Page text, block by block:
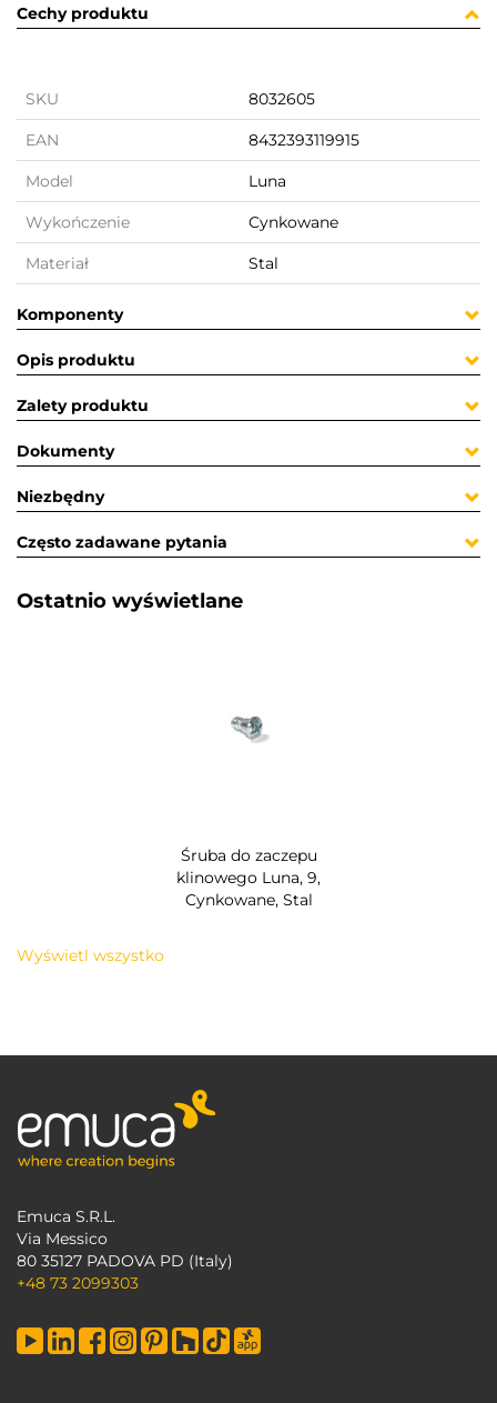
Cechy produktu
SKU 8032605
EAN 8432393119915
Model Luna
Wykończenie Cynkowane
Materiał Stal
Komponenty
Opis produktu
Zalety produktu
Dokumenty
Niezbędny
Często zadawane pytania
Ostatnio wyświetlane​
Śruba do zaczepu
klinowego Luna, 9,
Cynkowane, Stal
Wyświetl wszystko
Emuca S.R.L.
Via Messico
80 35127 PADOVA PD (Italy)
+48 73 2099303